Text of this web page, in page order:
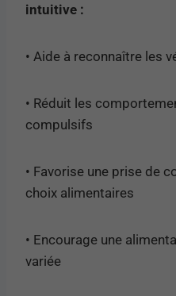
intuitive :
• Aide à reconnaître les
• Réduit les
compulsifs
• Favorise une prise de
choix alimentaires
• Encourage une
variée